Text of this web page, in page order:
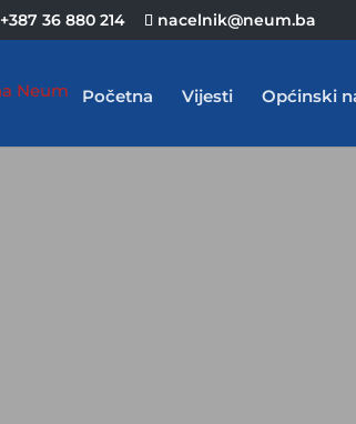
+387 36 880 214 nacelnik@neum.ba
Početna Vijesti Općinski